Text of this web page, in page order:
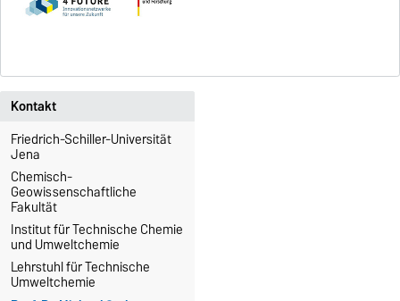
Kontakt
Friedrich-Schiller-Universität
Jena
Chemisch-
Geowissenschaftliche
Fakultät
Institut für Technische Chemie
und Umweltchemie
Lehrstuhl für Technische
Umweltchemie